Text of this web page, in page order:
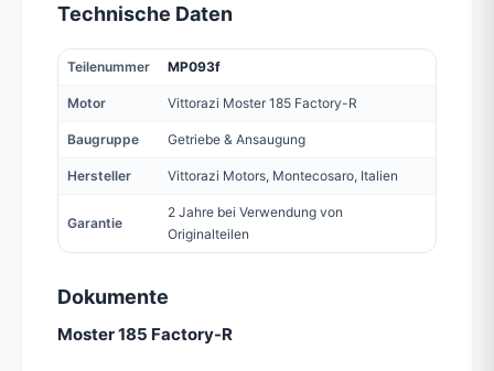
Technische Daten
Teilenummer MP093f
Motor Vittorazi Moster 185 Factory-R
Baugruppe Getriebe & Ansaugung
Hersteller Vittorazi Motors, Montecosaro, Italien
Garantie
2 Jahre bei Verwendung von
Originalteilen
Dokumente
Moster 185 Factory-R